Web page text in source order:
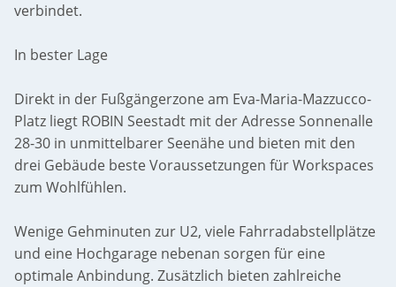
verbindet.
In bester Lage
Direkt in der Fußgängerzone am Eva-Maria-Mazzucco-
Platz liegt ROBIN Seestadt mit der Adresse Sonnenalle
28-30 in unmittelbarer Seenähe und bieten mit den
drei Gebäude beste Voraussetzungen für Workspaces
zum Wohlfühlen.
Wenige Gehminuten zur U2, viele Fahrradabstellplätze
und eine Hochgarage nebenan sorgen für eine
optimale Anbindung. Zusätzlich bieten zahlreiche